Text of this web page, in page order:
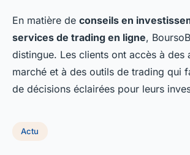
En matière de conseils en
services de trading en ligne,
distingue. Les clients ont accès à des
marché et à des outils de trading qui
de décisions éclairées pour leurs
Actu